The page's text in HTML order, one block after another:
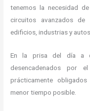
tenemos la necesidad
circuitos avanzados de
edificios, industrias y
En la prisa del día a
desencadenados por
prácticamente
menor tiempo posible.